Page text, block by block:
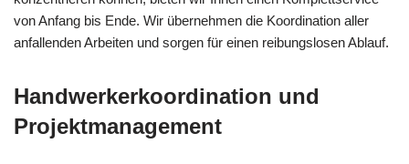
von Anfang bis Ende. Wir übernehmen die Koordination aller
anfallenden Arbeiten und sorgen für einen reibungslosen Ablauf.
Handwerkerkoordination und
Projektmanagement